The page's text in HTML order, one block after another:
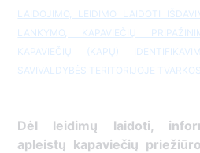
LAIDOJIMO, LEIDIMO LAIDOTI
LANKYMO, KAPAVIEČIŲ
KAPAVIEČIŲ (KAPŲ)
SAVIVALDYBĖS TERITORIJOJE
Dėl leidimų laidoti,
apleistų kapaviečių